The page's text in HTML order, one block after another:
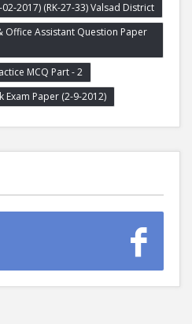
2017) (RK-27-33) Valsad District
Office Assistant Question Paper
MCQ Part - 2
Exam Paper (2-9-2012)